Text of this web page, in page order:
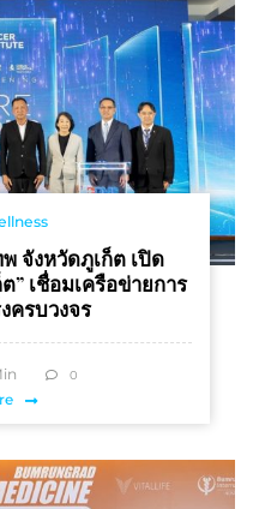
สังคมสูงวัยสุขภาพดี
จังหวัดภูเก็ต เปิด
” เชื่อมเครือข่ายการ
ครบวงจร
0